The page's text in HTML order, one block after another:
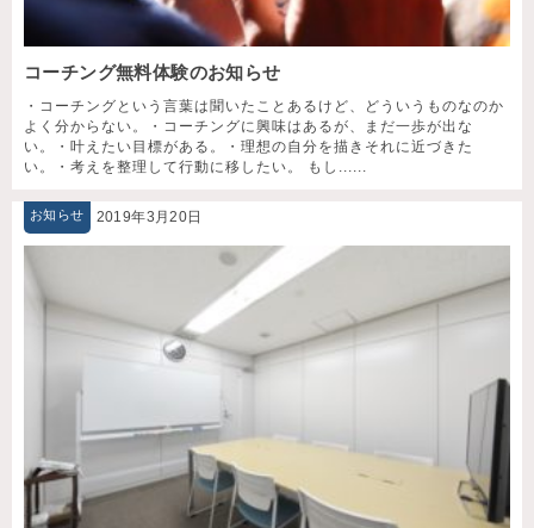
コーチング無料体験のお知らせ
・コーチングという言葉は聞いたことあるけど、どういうものなのか
よく分からない。・コーチングに興味はあるが、まだ一歩が出な
い。・叶えたい目標がある。・理想の自分を描きそれに近づきた
い。・考えを整理して行動に移したい。 もし......
お知らせ 2019年3月20日